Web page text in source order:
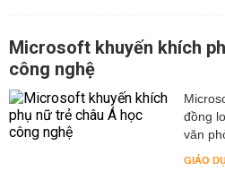
Microsoft khuyến khích
công nghệ
đồng
văn
GIÁO